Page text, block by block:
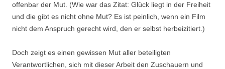
offenbar der Mut. (Wie war das Zitat: Glück liegt in der Freiheit
und die gibt es nicht ohne Mut? Es ist peinlich, wenn ein Film
nicht dem Anspruch gerecht wird, den er selbst herbeizitiert.)
Doch zeigt es einen gewissen Mut aller beteiligten
Verantwortlichen, sich mit dieser Arbeit den Zuschauern und